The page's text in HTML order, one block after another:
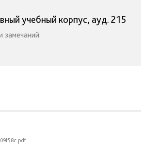
учебный корпус, ауд. 215
замечаний: